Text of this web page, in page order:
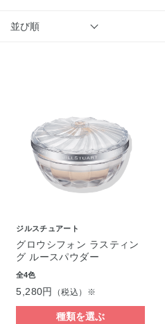
並び順
ジルスチュアート
グロウシフォン ラスティン
グ ルースパウダー
全4色
5,280円 （税込）※
種類を選ぶ